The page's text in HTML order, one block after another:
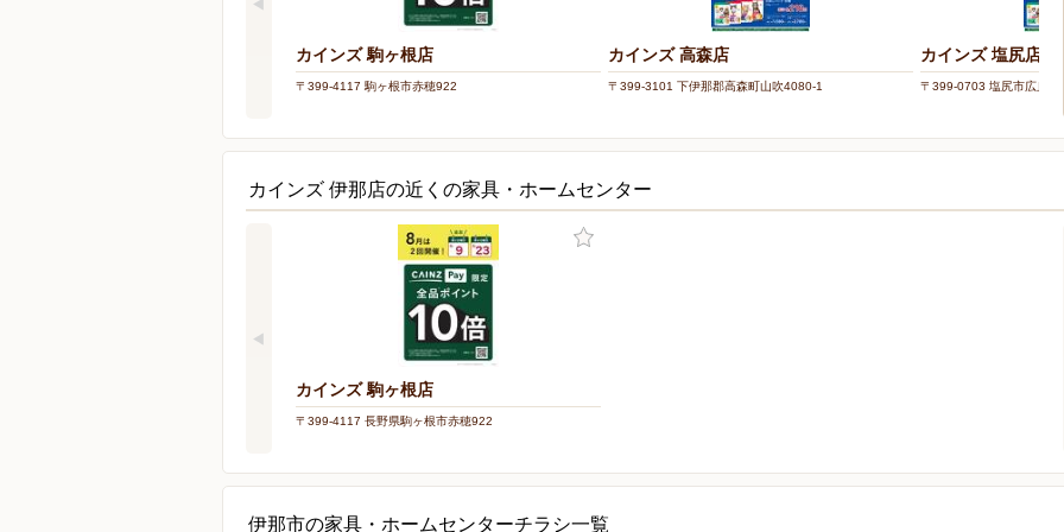
カインズ 駒ヶ根店
〒399-4117 駒ヶ根市赤穂922
カインズ 高森店
〒399-3101 下伊那郡高森町山吹4080-1
カインズ 塩尻店
〒399-0703 塩尻市広丘高
カインズ 伊那店の近くの家具・ホームセンター
カインズ 駒ヶ根店
〒399-4117 長野県駒ヶ根市赤穂922
伊那市の家具・ホームセンターチラシ一覧